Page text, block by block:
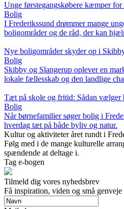
Unge førstegangskøbere kæmper
Bolig
I Frederikssund drømmer mange
boligområder og de råd, der kan
Nye boligområder skyder op i
Bolig
Skibby og Slangerup oplever en
lokale fællesskab og den landlige
Tæt på skole og fritid: Sådan vælger
Bolig
Når børnefamilier søger bolig i
hverdag tæt på både byliv og natur.
Kultur og aktiviteter året rundt i
Følg med i de mange kulturelle
spændende at deltage i.
Tag e-bogen
Tilmeld dig vores nyhedsbrev
Få inspiration, viden og små